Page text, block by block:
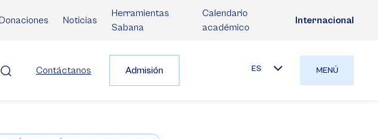
Noticias
Herramientas
Sabana
Calendario
académico
Internacional
Contáctanos Admisión ES MENÚ